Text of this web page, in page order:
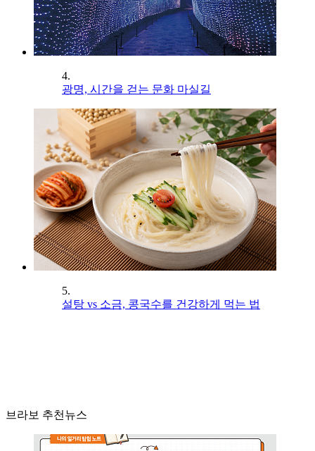
4.
광명, 시간을 걷는 문화 마실길
5.
설탕 vs 소금, 콩국수를 건강하게 먹는 법
브라보 추천뉴스